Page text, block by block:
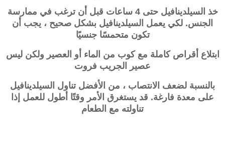
خذ السيلدينافيل حتى 4 ساعات قبل أن ترغب في ممارسة
الجنس. لكي يعمل السيلدينافيل بشكل صحيح ، يجب أن
تكون متحمسًا جنسيًا
ابتلاع أقراص كاملة مع كوب من الماء أو العصير ولكن ليس
عصير الجريب فروت
بالنسبة لضعف الانتصاب ، من الأفضل تناول السيلدينافيل
على معدة فارغة. قد يستغرق الأمر وقتًا أطول للعمل إذا
تناولته مع الطعام